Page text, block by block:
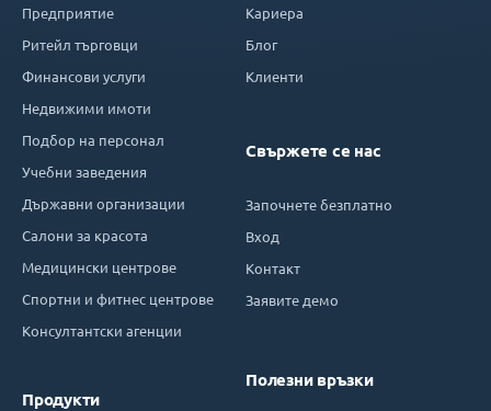
Предприятие
Ритейл търговци
Финансови услуги
Недвижими имоти
Подбор на персонал
Учебни заведения
Държавни организации
Салони за красота
Медицински центрове
Спортни и фитнес центрове
Консултантски агенции
Продукти
Кариера
Блог
Клиенти
Свържете се нас
Започнете безплатно
Вход
Контакт
Заявите демо
Полезни връзки